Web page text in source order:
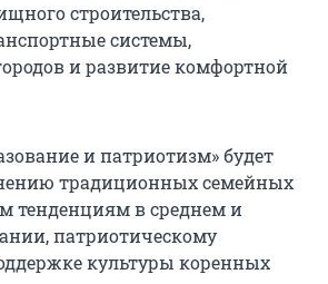
строительства,
системы,
и развитие комфортной
и патриотизм» будет
традиционных семейных
тенденциям в среднем и
патриотическому
культуры коренных